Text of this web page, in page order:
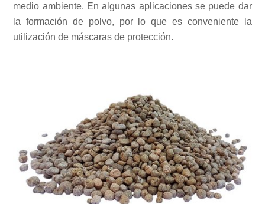
medio ambiente. En algunas aplicaciones se puede dar
la formación de polvo, por lo que es conveniente la
utilización de máscaras de protección.